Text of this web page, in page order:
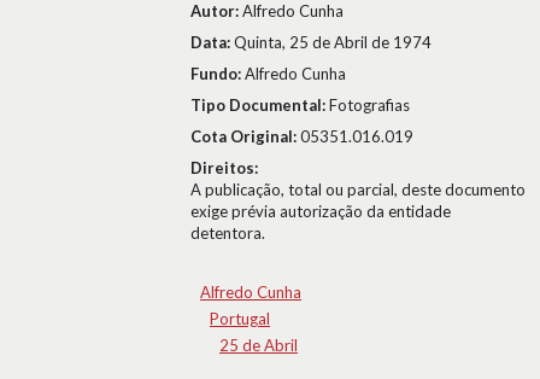
Autor:Alfredo Cunha
Data:Quinta, 25 de Abril de 1974
Fundo:Alfredo Cunha
Tipo Documental:Fotografias
Cota Original:05351.016.019
Direitos:
A publicação, total ou parcial, deste documento
exige prévia autorização da entidade
detentora.
Alfredo Cunha
Portugal
25 de Abril